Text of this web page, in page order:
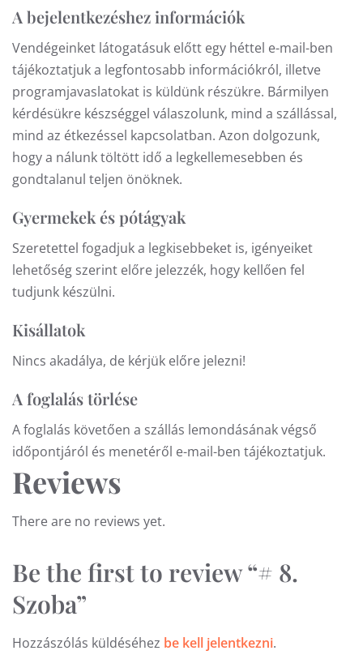
A bejelentkezéshez információk
Vendégeinket látogatásuk előtt egy héttel e-mail-ben
tájékoztatjuk a legfontosabb információkról, illetve
programjavaslatokat is küldünk részükre. Bármilyen
kérdésükre készséggel válaszolunk, mind a szállással,
mind az étkezéssel kapcsolatban. Azon dolgozunk,
hogy a nálunk töltött idő a legkellemesebben és
gondtalanul teljen önöknek.
Gyermekek és pótágyak
Szeretettel fogadjuk a legkisebbeket is, igényeiket
lehetőség szerint előre jelezzék, hogy kellően fel
tudjunk készülni.
Kisállatok
Nincs akadálya, de kérjük előre jelezni!
A foglalás törlése
A foglalás követően a szállás lemondásának végső
időpontjáról és menetéről e-mail-ben tájékoztatjuk.
Reviews
There are no reviews yet.
Be the first to review “# 8.
Szoba”
Hozzászólás küldéséhez be kell jelentkezni.